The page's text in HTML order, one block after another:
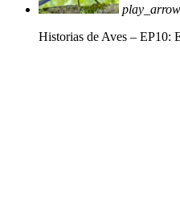
play_arrow
Historias de Aves – EP10: